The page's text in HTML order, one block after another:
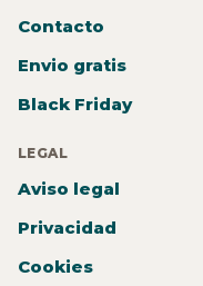
Contacto
Envio gratis
Black Friday
LEGAL
Aviso legal
Privacidad
Cookies